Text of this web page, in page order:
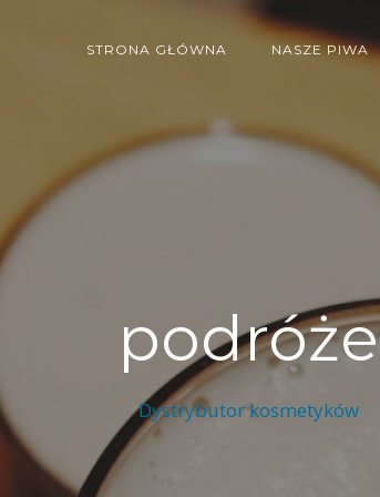
STRONA GŁÓWNA NASZE PIWA
podróże
Dystrybutor kosmetyków